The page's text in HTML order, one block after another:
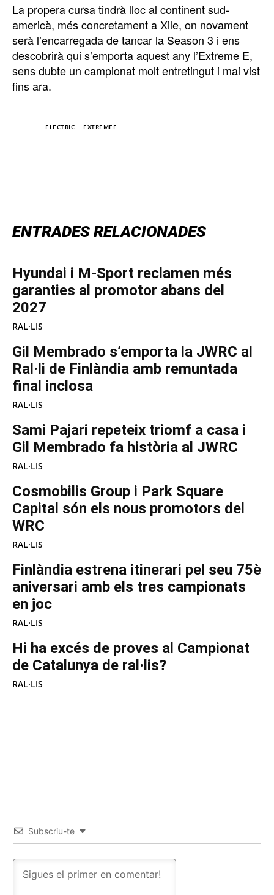
ENTRADES RELACIONADES
Hyundai i M-Sport reclamen més
garanties al promotor abans del
2027
RAL·LIS
Gil Membrado s’emporta la JWRC al
Ral·li de Finlàndia amb remuntada
final inclosa
RAL·LIS
Sami Pajari repeteix triomf a casa i
Gil Membrado fa història al JWRC
RAL·LIS
Cosmobilis Group i Park Square
Capital són els nous promotors del
WRC
RAL·LIS
Finlàndia estrena itinerari pel seu 75è
aniversari amb els tres campionats
en joc
RAL·LIS
Hi ha excés de proves al Campionat
de Catalunya de ral·lis?
RAL·LIS
La propera cursa tindrà lloc al continent sud-
americà, més concretament a Xile, on novament
serà l’encarregada de tancar la Season 3 i ens
descobrirà qui s’emporta aquest any l’Extreme E,
sens dubte un campionat molt entretingut i mai vist
fins ara.
ELECTRIC EXTREMEE
Subscriu-te